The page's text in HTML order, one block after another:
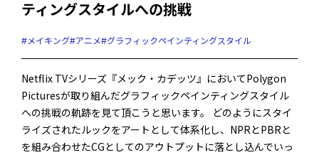
ティングスタイルへの挑戦
#メイキング#アニメ#グラフィックペインティングスタイル
Netflix TVシリーズ『メック・カデッツ』においてPolygon
Picturesが取り組んだグラフィックペインティングスタイル
への挑戦の軌跡を見て頂こうと思います。 どのようにスタイ
ライズされたルックをアートとして体系化し、NPRとPBRと
を組み合わせたCGとしてのアウトプットに落とし込んでいっ